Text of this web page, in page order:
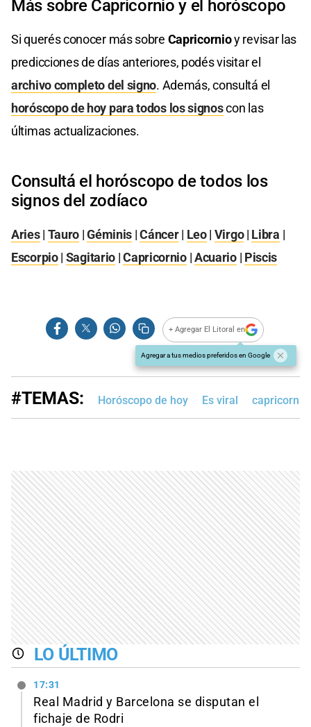
Más sobre Capricornio y el horóscopo
Si querés conocer más sobre Capricornioy revisar las
predicciones de días anteriores, podés visitar el
archivo completo del signo. Además, consultá el
horóscopo de hoy para todos los signoscon las
últimas actualizaciones.
Consultá el horóscopo de todos los
signos del zodíaco
Aries| Tauro |Géminis |Cáncer| Leo| Virgo| Libra |
Escorpio| Sagitario |Capricornio|Acuario| Piscis
+ Agregar El Litoral en
Agregar a tus medios preferidos en Google
#TEMAS: Horóscopo de hoy Es viral capricornio
LO ÚLTIMO
17:31
Real Madrid y Barcelona se disputan el
fichaje de Rodri